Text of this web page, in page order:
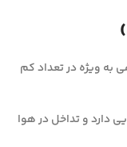
به ویژه در تعداد کم
دارد و تداخل در هوا